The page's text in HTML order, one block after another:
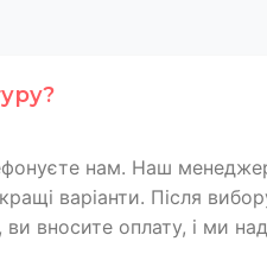
нам. Наш
варіанти. Після
ви вносите оплату, і ми